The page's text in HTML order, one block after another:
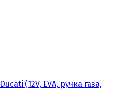
(12V, EVA, ручка газа,